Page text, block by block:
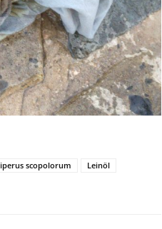
scopolorum
Leinöl